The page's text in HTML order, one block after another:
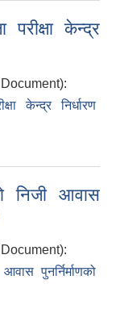
केन्द्र
केन्द्र निर्धारण
निजी आवास
पुनर्निर्माणको